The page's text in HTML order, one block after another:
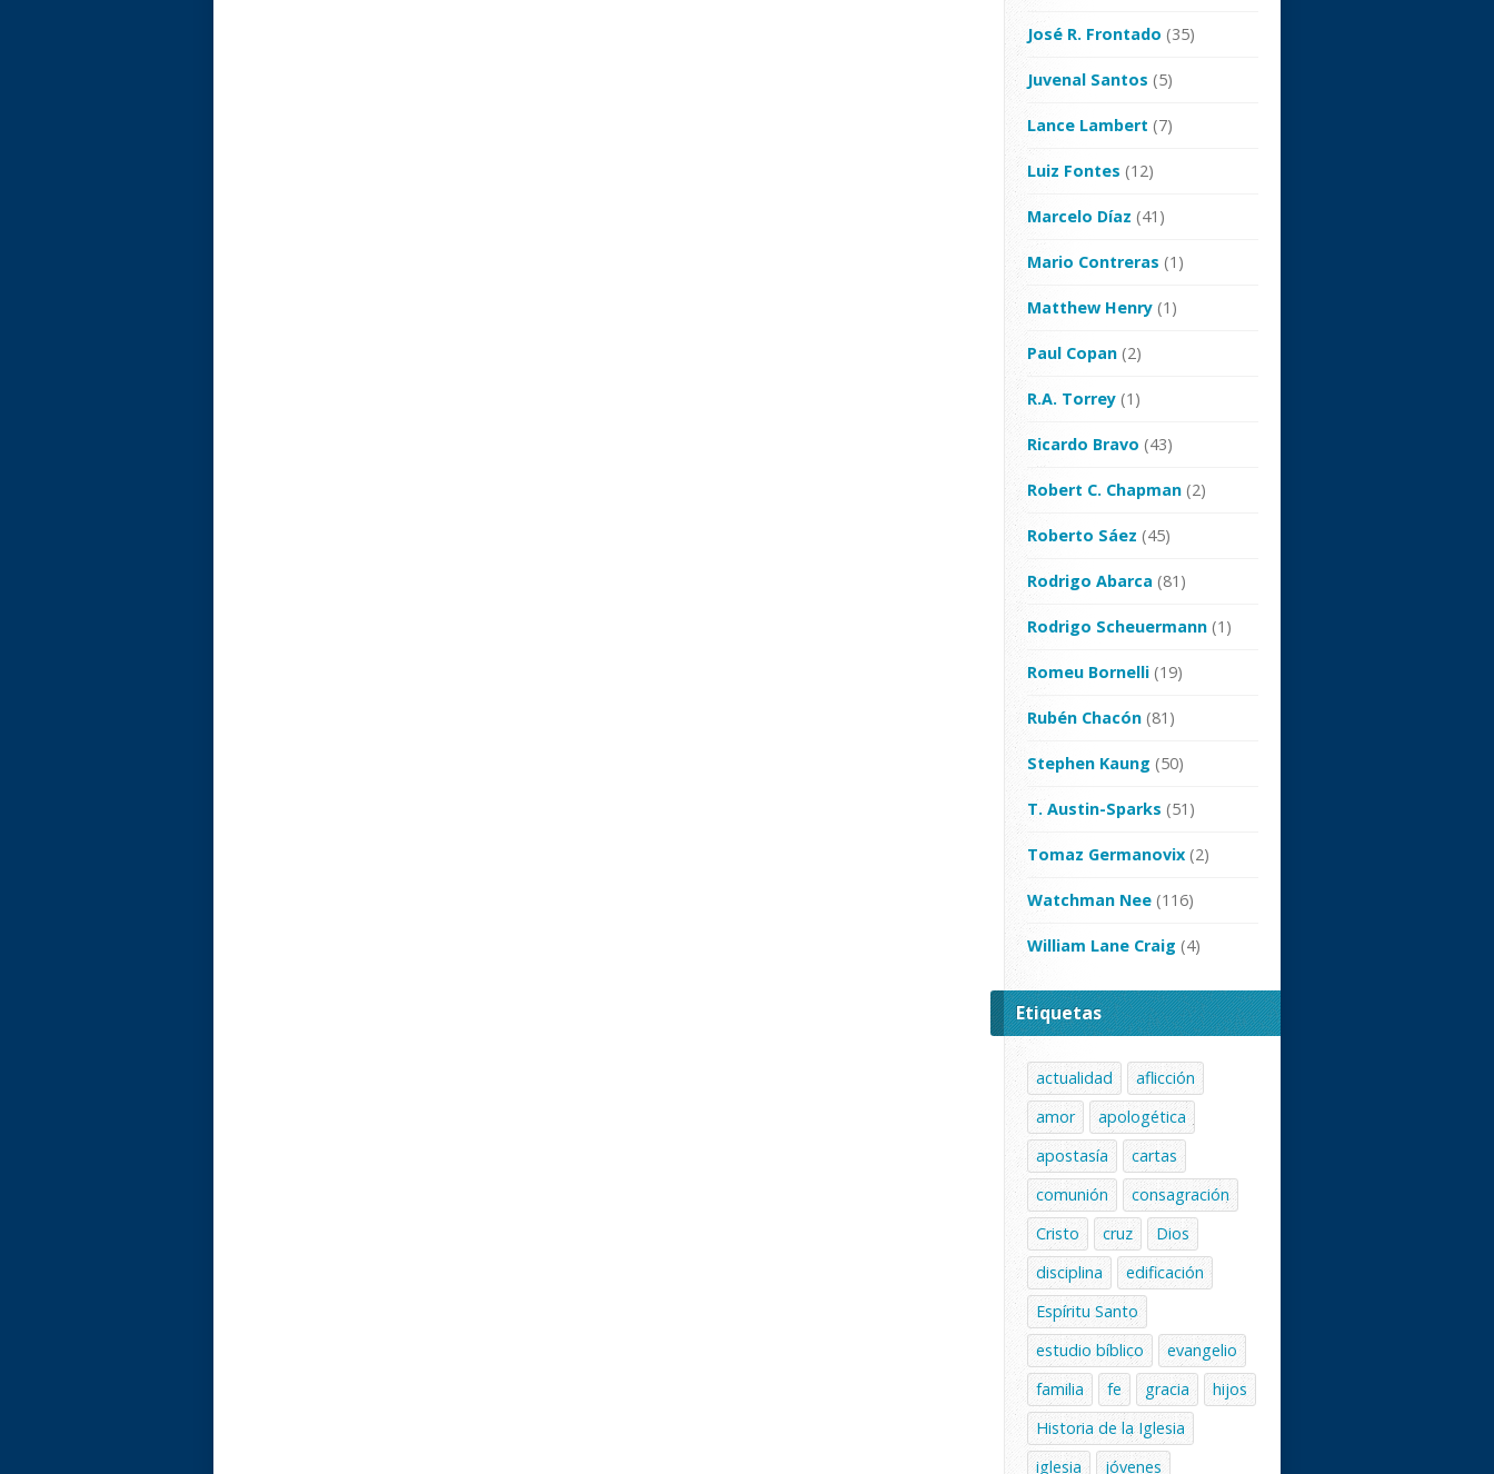
José R. Frontado (35)
Juvenal Santos (5)
Lance Lambert (7)
Luiz Fontes (12)
Marcelo Díaz (41)
Mario Contreras (1)
Matthew Henry (1)
Paul Copan (2)
R.A. Torrey (1)
Ricardo Bravo (43)
Robert C. Chapman (2)
Roberto Sáez (45)
Rodrigo Abarca (81)
Rodrigo Scheuermann (1)
Romeu Bornelli (19)
Rubén Chacón (81)
Stephen Kaung (50)
T. Austin-Sparks (51)
Tomaz Germanovix (2)
Watchman Nee (116)
William Lane Craig (4)
Etiquetas
actualidad
aflicción
amor
apologética
apostasía
cartas
comunión
consagración
Cristo
cruz
Dios
disciplina
edificación
Espíritu Santo
estudio bíblico
evangelio
familia
fe gracia
hijos
Historia de la Iglesia
iglesia
jóvenes